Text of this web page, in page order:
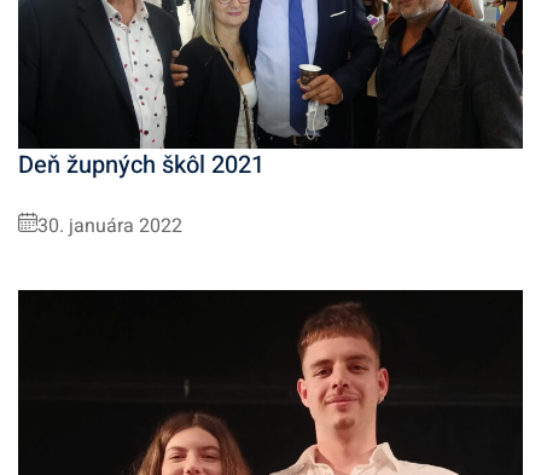
Deň župných škôl 2021
30. januára 2022